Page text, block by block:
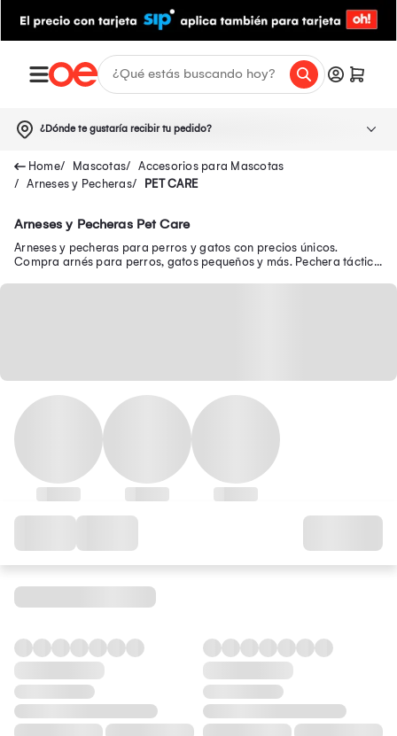
¿Dónde te gustaría recibir tu pedido?
Mascotas
Accesorios para Mascotas
Arneses y Pecheras
PET CARE
Arneses y Pecheras Pet Care
Arneses y pecheras para perros y gatos con precios únicos.
Compra arnés para perros, gatos pequeños y más. Pechera táctica